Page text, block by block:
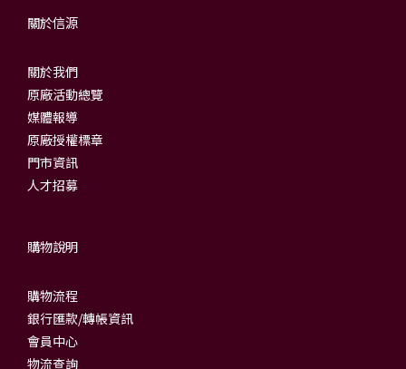
關於信源
關於我們
原廠活動總覽
媒體報導
原廠授權標章
門市資訊
人才招募
購物說明
購物流程
銀行匯款/轉帳資訊
會員中心
物流查詢